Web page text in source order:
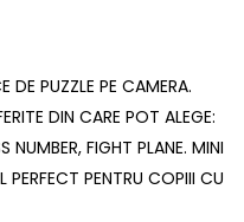
PUZZLE PE CAMERA.
DIN CARE POT ALEGE:
NUMBER, FIGHT PLANE. MINI
PERFECT PENTRU COPIII CU